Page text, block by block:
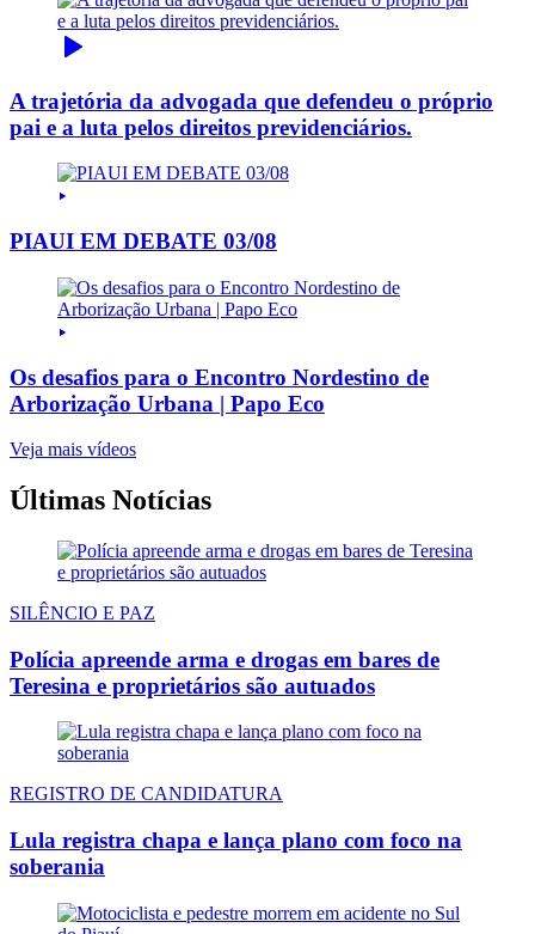
A trajetória da advogada que defendeu o próprio
pai e a luta pelos direitos previdenciários.
PIAUI EM DEBATE 03/08
Os desafios para o Encontro Nordestino de
Arborização Urbana | Papo Eco
Veja mais vídeos
Últimas Notícias
SILÊNCIO E PAZ
Polícia apreende arma e drogas em bares de
Teresina e proprietários são autuados
REGISTRO DE CANDIDATURA
Lula registra chapa e lança plano com foco na
soberania